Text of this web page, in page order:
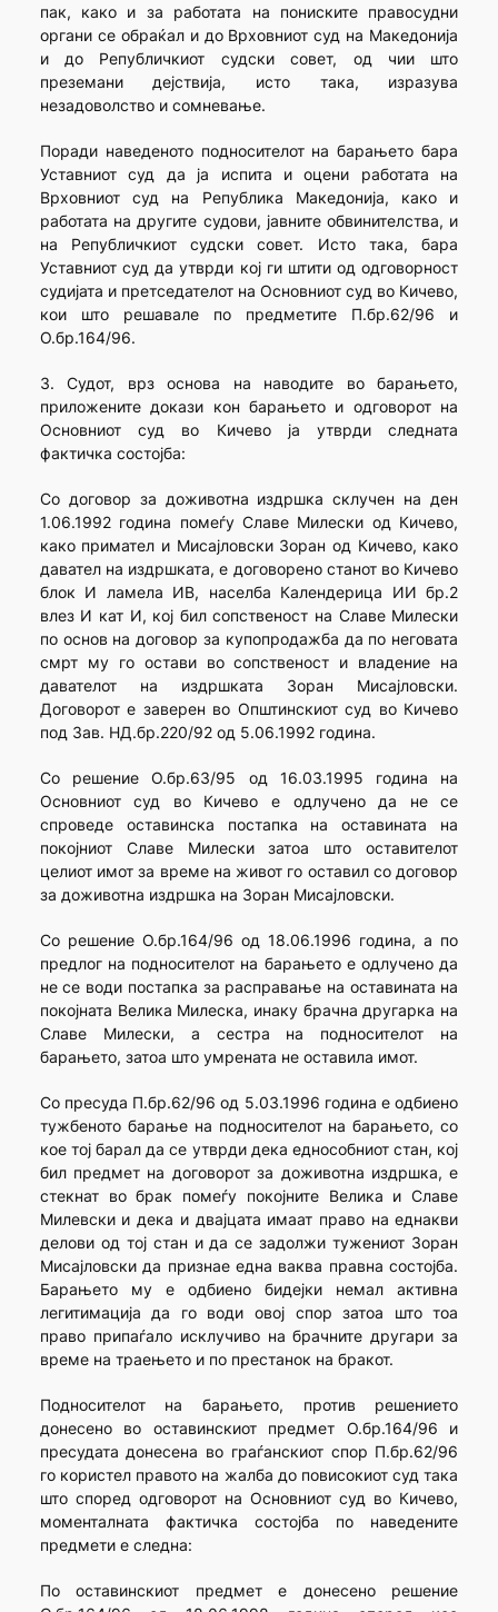
пак, како и за работата на пониските правосудни
органи се обраќал и до Врховниот суд на Македонија
и до Републичкиот судски совет, од чии што
преземани дејствија, исто така, изразува
незадоволство и сомневање.
Поради наведеното подносителот на барањето бара
Уставниот суд да ја испита и оцени работата на
Врховниот суд на Република Македонија, како и
работата на другите судови, јавните обвинителства, и
на Републичкиот судски совет. Исто така, бара
Уставниот суд да утврди кој ги штити од одговорност
судијата и претседателот на Основниот суд во Кичево,
кои што решавале по предметите П.бр.62/96 и
О.бр.164/96.
3. Судот, врз основа на наводите во барањето,
приложените докази кон барањето и одговорот на
Основниот суд во Кичево ја утврди следната
фактичка состојба:
Со договор за доживотна издршка склучен на ден
1.06.1992 година помеѓу Славе Милески од Кичево,
како примател и Мисајловски Зоран од Кичево, како
давател на издршката, е договорено станот во Кичево
блок И ламела ИВ, населба Календерица ИИ бр.2
влез И кат И, кој бил сопственост на Славе Милески
по основ на договор за купопродажба да по неговата
смрт му го остави во сопственост и владение на
давателот на издршката Зоран Мисајловски.
Договорот е заверен во Општинскиот суд во Кичево
под Зав. НД.бр.220/92 од 5.06.1992 година.
Со решение О.бр.63/95 од 16.03.1995 година на
Основниот суд во Кичево е одлучено да не се
спроведе оставинска постапка на оставината на
покојниот Славе Милески затоа што оставителот
целиот имот за време на живот го оставил со договор
за доживотна издршка на Зоран Мисајловски.
Со решение О.бр.164/96 од 18.06.1996 година, а по
предлог на подносителот на барањето е одлучено да
не се води постапка за расправање на оставината на
покојната Велика Милеска, инаку брачна другарка на
Славе Милески, а сестра на подносителот на
барањето, затоа што умрената не оставила имот.
Со пресуда П.бр.62/96 од 5.03.1996 година е одбиено
тужбеното барање на подносителот на барањето, со
кое тој барал да се утврди дека еднособниот стан, кој
бил предмет на договорот за доживотна издршка, е
стекнат во брак помеѓу покојните Велика и Славе
Милевски и дека и двајцата имаат право на еднакви
делови од тој стан и да се задолжи тужениот Зоран
Мисајловски да признае една ваква правна состојба.
Барањето му е одбиено бидејки немал активна
легитимација да го води овој спор затоа што тоа
право припаѓало исклучиво на брачните другари за
време на траењето и по престанок на бракот.
Подносителот на барањето, против решението
донесено во оставинскиот предмет О.бр.164/96 и
пресудата донесена во граѓанскиот спор П.бр.62/96
го користел правото на жалба до повисокиот суд така
што според одговорот на Основниот суд во Кичево,
моменталната фактичка состојба по наведените
предмети е следна:
По оставинскиот предмет е донесено решение